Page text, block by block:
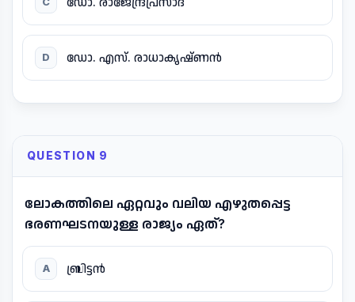
D ഡോ. എസ്. രാധാകൃഷ്‌ണൻ
QUESTION 9
ലോകത്തിലെ ഏറ്റവും വലിയ എഴുതപ്പെട്ട
ഭരണഘടനയുള്ള രാജ്യം ഏത്?
A ബ്രിട്ടൻ